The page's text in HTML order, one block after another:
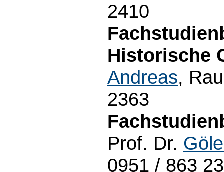
2410
Historische
Andreas,
2363
Prof. Dr.
0951 / 863